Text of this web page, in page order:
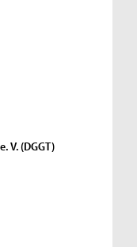
V. (DGGT)